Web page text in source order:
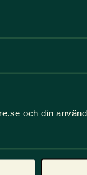
och din